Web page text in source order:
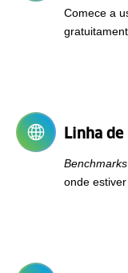
Comece a
Linha de
Benchmarks
onde